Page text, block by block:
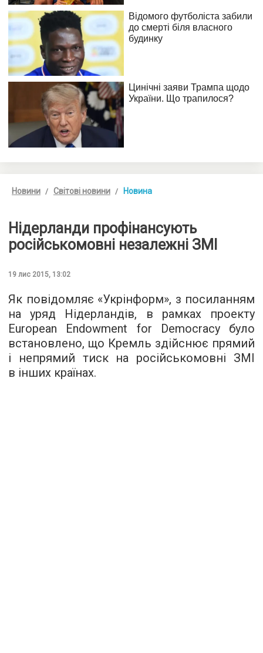
Новини Світові новини Новина
Нідерланди профінансують
російськомовні незалежні ЗМІ
19 лис 2015, 13:02
Як повідомляє «Укрінформ», з посиланням
на уряд Нідерландів, в рамках проекту
European Endowment for Democracy було
встановлено, що Кремль здійснює прямий
і непрямий тиск на російськомовні ЗМІ
в інших країнах.